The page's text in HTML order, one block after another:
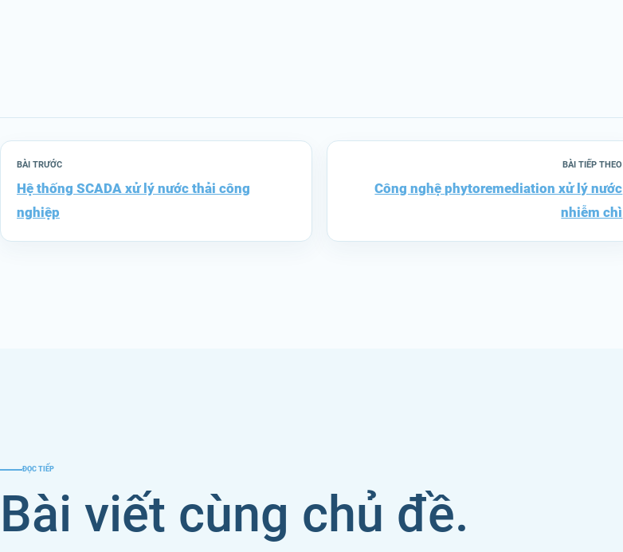
BÀI TRƯỚC
Hệ thống SCADA xử lý nước thải công
nghiệp
BÀI TIẾP THEO
Công nghệ phytoremediation xử lý nước
nhiễm chì
ĐỌC TIẾP
Bài viết cùng chủ đề.